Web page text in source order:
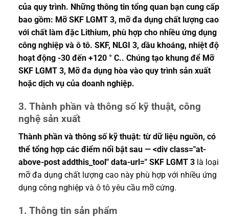
của quy trình. Những thông tin tổng quan bạn cung cấp
bao gồm: Mỡ SKF LGMT 3, mỡ đa dụng chất lượng cao
với chất làm đặc Lithium, phù hợp cho nhiều ứng dụng
công nghiệp và ô tô. SKF, NLGI 3, dầu khoáng, nhiệt độ
hoạt động -30 đến +120 ° C.. Chúng tạo khung để Mỡ
SKF LGMT 3, Mỡ đa dụng hòa vào quy trình sản xuất
hoặc dịch vụ của doanh nghiệp.
3. Thành phần và thông số kỹ thuật, công
nghệ sản xuất
Thành phần và thông số kỹ thuật: từ dữ liệu nguồn, có
thể tổng hợp các điểm nổi bật sau — <div class="at-
above-post addthis_tool" data-url=" SKF LGMT 3là loại
mỡ đa dụng chất lượng cao này phù hợp với nhiều ứng
dụng công nghiệp và ô tô yêu cầu mỡ cứng.
1. Thông tin sản phẩm